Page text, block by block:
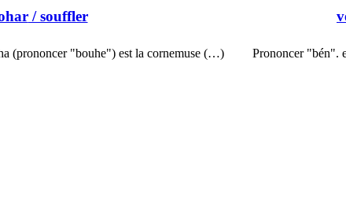
/ souffler
(prononcer "bouhe") est la cornemuse (…) Prononcer "bén".